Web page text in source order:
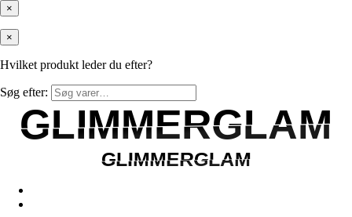
×
×
Hvilket produkt leder du efter?
Søg efter:
GLIMMERGLAM
GLIMMERGLAM
GLIMMERGLAM
GLIMMERGLAM